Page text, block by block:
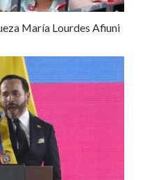
María Lourdes Afiuni